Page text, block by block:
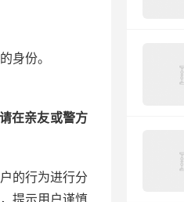
身份。
在亲友或警方
的行为进行分
提示用户谨慎